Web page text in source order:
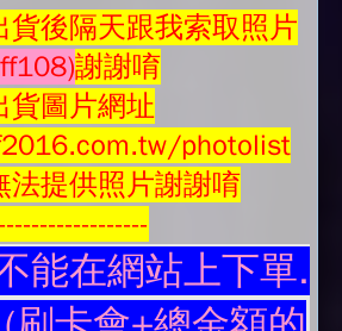
貨後隔天跟我索取照片
謝謝唷
貨圖片網址
photolist
法提供照片謝謝唷
能在網站上下單.